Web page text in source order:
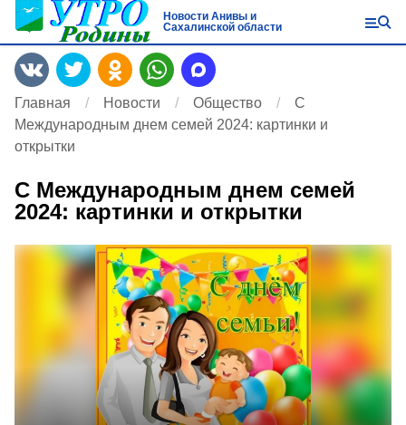
Новости Анивы и
Сахалинской области
Главная Новости Общество
С
Международным днем семей 2024: картинки и
открытки
С Международным днем семей
2024: картинки и открытки